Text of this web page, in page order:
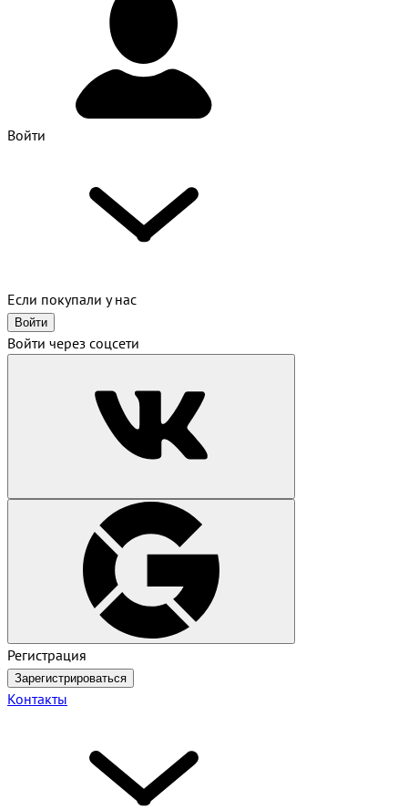
Войти
Если покупали у нас
Войти
Войти через соцсети
Регистрация
Зарегистрироваться
Контакты